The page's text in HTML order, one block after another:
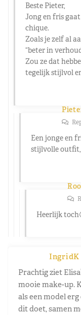
Beste Pieter,
Jong en fris
chique.
Zoals je zelf al
“beter in
Zou ze dat
tegelijk stijlvol
Een jonge en
stijlvolle outfit,
Heerlijk
IngridK
Prachtig ziet
mooie make-up.
als een model
dit doet, samen